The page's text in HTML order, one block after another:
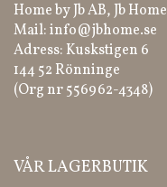
Home by Jb AB, Jb Home
Mail:info@jbhome.se
Adress: Kuskstigen 6
144 52 Rönninge
(Org nr 556962-4348)
VÅR LAGERBUTIK